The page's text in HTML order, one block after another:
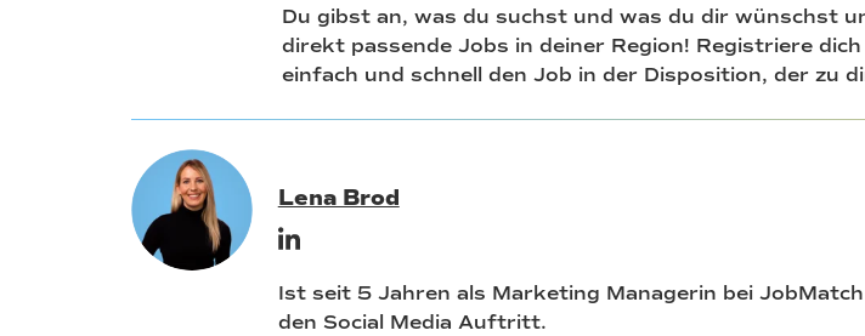
Du gibst an, was du suchst und was du dir wünschst
direkt passende Jobs in deiner Region! Registriere
einfach und schnell den Job in der Disposition, der zu
Lena Brod
Ist seit 5 Jahren als Marketing Managerin bei
den Social Media Auftritt.